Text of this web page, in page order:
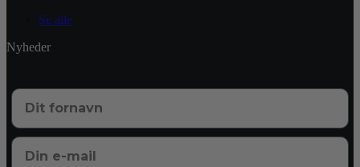
Se alle
Nyheder